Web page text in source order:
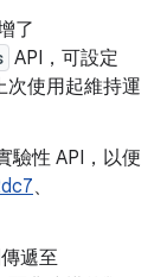
了
API，可設定
次使用起維持運
驗性 API，以便
、
遞至